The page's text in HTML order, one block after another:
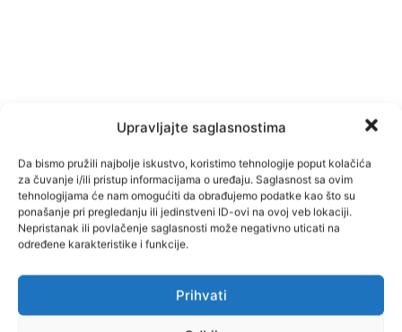
Upravljajte saglasnostima
Da bismo pružili najbolje iskustvo, koristimo tehnologije poput kolačića
za čuvanje i/ili pristup informacijama o uređaju. Saglasnost sa ovim
tehnologijama će nam omogućiti da obrađujemo podatke kao što su
ponašanje pri pregledanju ili jedinstveni ID-ovi na ovoj veb lokaciji.
Nepristanak ili povlačenje saglasnosti može negativno uticati na
određene karakteristike i funkcije.
Prihvati
TAGOVI Tešanj